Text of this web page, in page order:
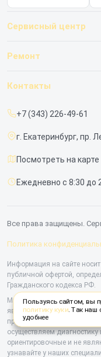
Сервисный центр
О нашем сервисе
Срочный ремонт
Доставка и способы
Диагностика
Контакты
Ремонт
ИБП
Контакты
+7 (343) 226-49-61
г. Екатеринбург, пр.
Посмотреть на карте
Ежедневно с 8:30 до
Все права защищены.
Политика
Информация на сайте
публичной офертой,
Гражданского кодекса РФ.
Мы специализируемся на
являемся их официальным
профессиональные услуги
осуществляем
ориентировочные и не
узнавайте у наших
Пользуясь сайтом, вы
политику куки. Так наш
удобнее